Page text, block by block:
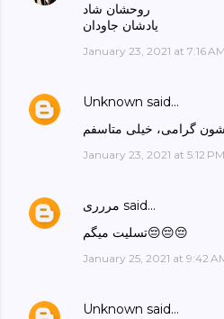
روحشان شاد
یادشان جاودان
January 23, 2021 at 7:16 AM
Unknown said…
January 23, 2021 at 5:12 PM
مررری said…
تسلیت میگم😔😔😔
January 25, 2021 at 9:42
Unknown said…